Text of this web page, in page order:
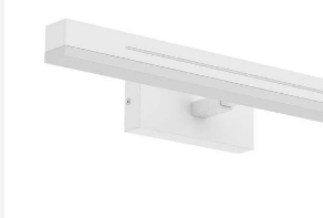
afbeeldingen-
gallerij